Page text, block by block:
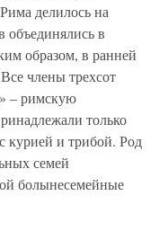
делилось на
объединялись в
образом, в ранней
члены трехсот
– римскую
только
курией и трибой. Род
семей
болынесемейные